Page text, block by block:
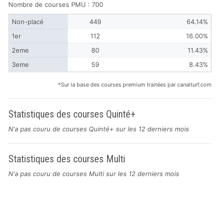
Nombre de courses PMU : 700
Non-placé 449
64.14%
1er
112
16.00%
2eme
80
11.43%
3eme
59 8.43%
*Sur la base des courses premium traitées par canalturf.com
Statistiques des courses Quinté+
N'a pas couru de courses Quinté+ sur les 12 derniers mois
Statistiques des courses Multi
N'a pas couru de courses Multi sur les 12 derniers mois